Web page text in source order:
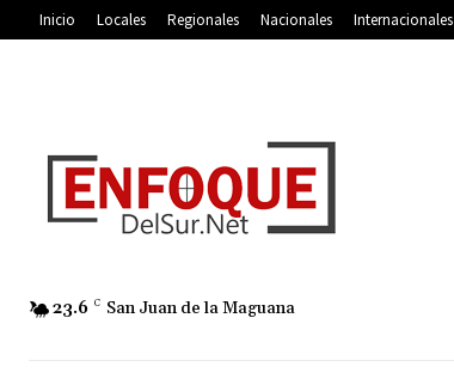
Inicio Locales Regionales Nacionales Internacionales
23.6 C San Juan de la Maguana